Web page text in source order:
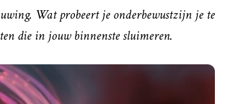
Wat probeert je onderbewustzijn je te
die in jouw binnenste sluimeren.